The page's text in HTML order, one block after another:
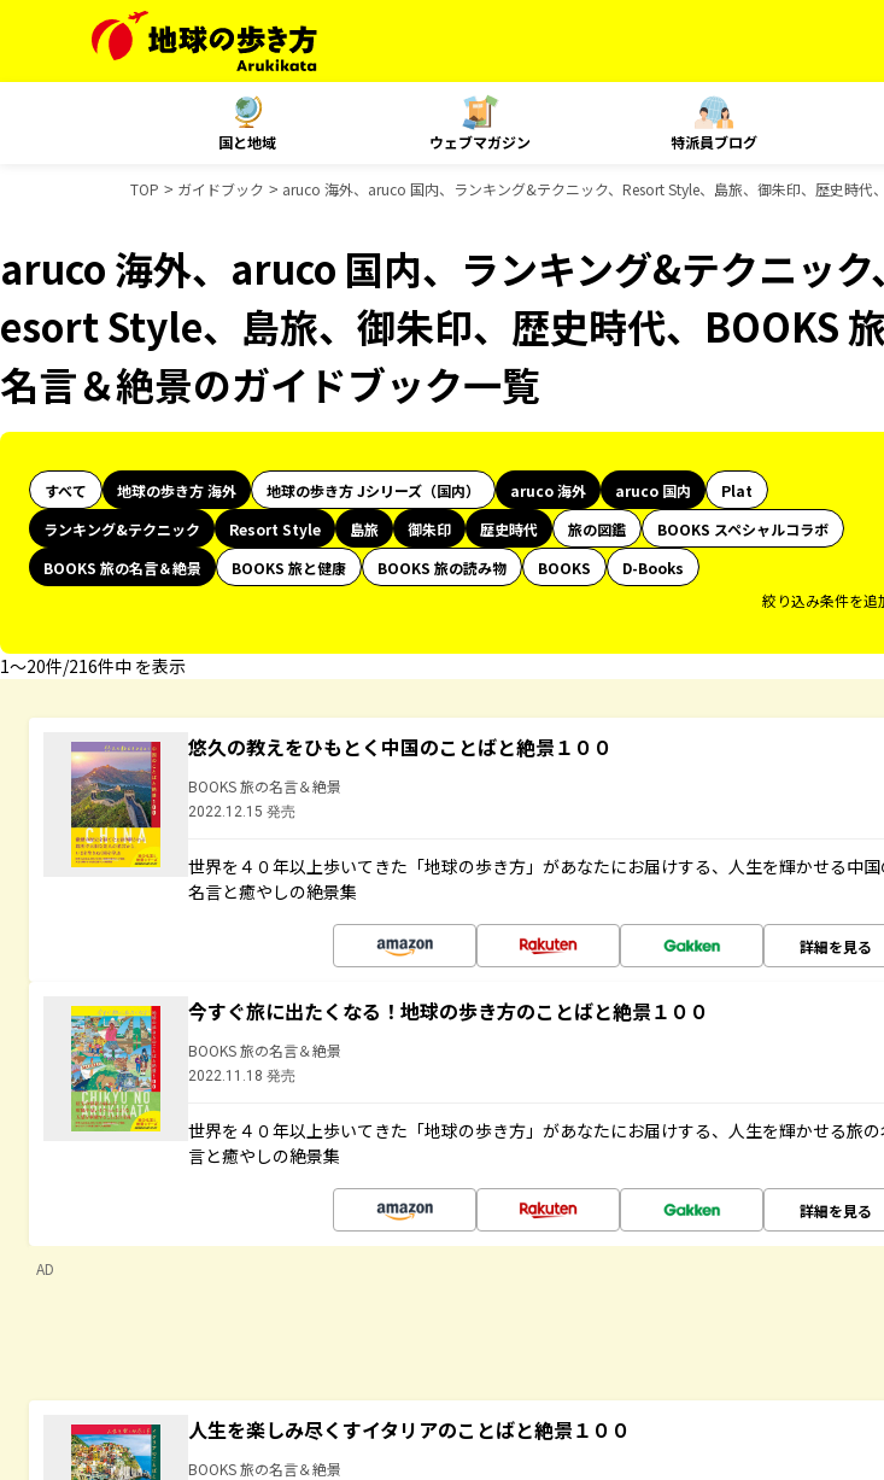
国と地域 ウェブマガジン 特派員ブログ
TOP ガイドブック aruco 海外、aruco 国内、ランキング&テクニック、Resort Style、島旅、御朱印、歴史時代
aruco 海外、aruco 国内、ランキング&テクニック
esort Style、島旅、御朱印、歴史時代、BOOKS
名言＆絶景のガイドブック一覧
すべて 地球の歩き方 海外 地球の歩き方 Jシリーズ（国内） aruco 海外 aruco 国内
Plat
ランキング&テクニック
Resort Style 島旅 御朱印 歴史時代 旅の図鑑
BOOKS スペシャルコラボ
BOOKS 旅の名言＆絶景
BOOKS 旅と健康 BOOKS 旅の読み物 BOOKS
D-Books
絞り込み条件を追
1〜20件/216件中 を表示
悠久の教えをひもとく中国のことばと絶景１００
BOOKS 旅の名言＆絶景
2022.12.15 発売
世界を４０年以上歩いてきた「地球の歩き方」があなたにお届けする、人生を輝かせる中国
名言と癒やしの絶景集
詳細を見る
今すぐ旅に出たくなる！地球の歩き方のことばと絶景１００
BOOKS 旅の名言＆絶景
2022.11.18 発売
世界を４０年以上歩いてきた「地球の歩き方」があなたにお届けする、人生を輝かせる旅の
言と癒やしの絶景集
詳細を見る
AD
人生を楽しみ尽くすイタリアのことばと絶景１００
BOOKS 旅の名言＆絶景